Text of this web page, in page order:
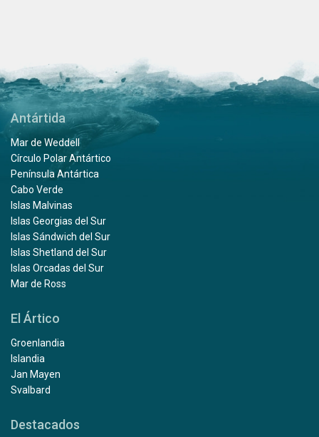
Antártida
Mar de Weddell
Círculo Polar Antártico
Península Antártica
Cabo Verde
Islas Malvinas
Islas Georgias del Sur
Islas Sándwich del Sur
Islas Shetland del Sur
Islas Orcadas del Sur
Mar de Ross
El Ártico
Groenlandia
Islandia
Jan Mayen
Svalbard
Destacados